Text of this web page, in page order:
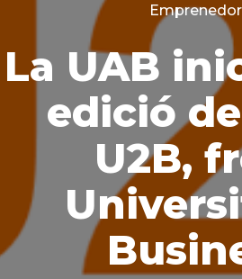
La UAB
edició
U2B,